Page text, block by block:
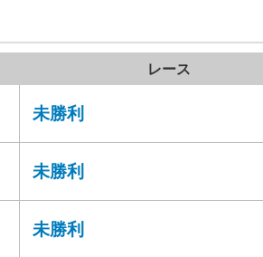
レース
未勝利
未勝利
未勝利